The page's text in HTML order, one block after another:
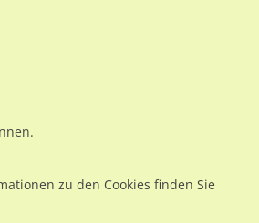
zu den Cookies finden Sie